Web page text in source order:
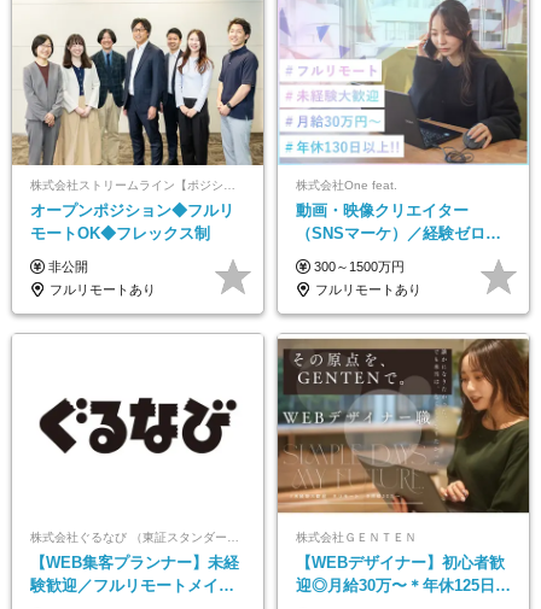
株式会社ストリームライン【ポジションマッチ登録】
オープンポジション◆フルリ
モートOK◆フレックス制
非公開
フルリモートあり
株式会社One feat.
動画・映像クリエイター
（SNSマーケ）／経験ゼロか
ら一流へ／フルリモートOK／
月給30万円～／年休130日以上
300～1500万円
フルリモートあり
【WEB集客プランナー】未経
験歓迎／フルリモートメイン
株式会社ＧＥＮＴＥＮ
【WEBデザイナー】初⼼者歓
迎◎⽉給30万〜＊年休125⽇＊